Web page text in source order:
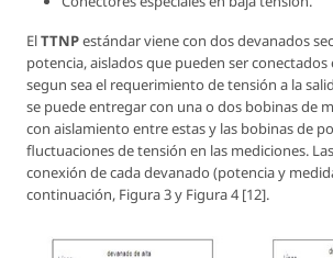
ElTTNPestándar viene con dos devanados
potencia, aislados que pueden ser conectados
segun sea el requerimiento de tensión a la
se puede entregar con una o dos bobinas de
con aislamiento entre estas y las bobinas de
fluctuaciones de tensión en las mediciones.
conexión de cada devanado (potencia y
continuación, Figura 3 y Figura 4 [12].